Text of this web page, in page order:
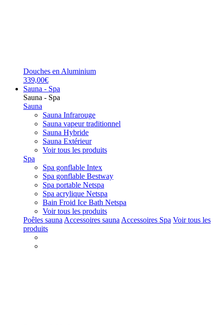
Douches en Aluminium
339,00€
Sauna - Spa
Sauna - Spa
Sauna
Sauna Infrarouge
Sauna vapeur traditionnel
Sauna Hybride
Sauna Extérieur
Voir tous les produits
Spa
Spa gonflable Intex
Spa gonflable Bestway
Spa portable Netspa
Spa acrylique Netspa
Bain Froid Ice Bath Netspa
Voir tous les produits
Poêles sauna Accessoires sauna Accessoires Spa Voir tous les
produits